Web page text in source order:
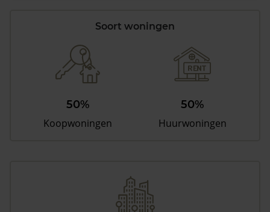
Soort woningen
50%
Koopwoningen
50%
Huurwoningen